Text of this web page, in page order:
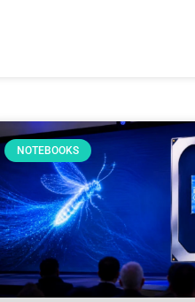
NOTEBOOKS